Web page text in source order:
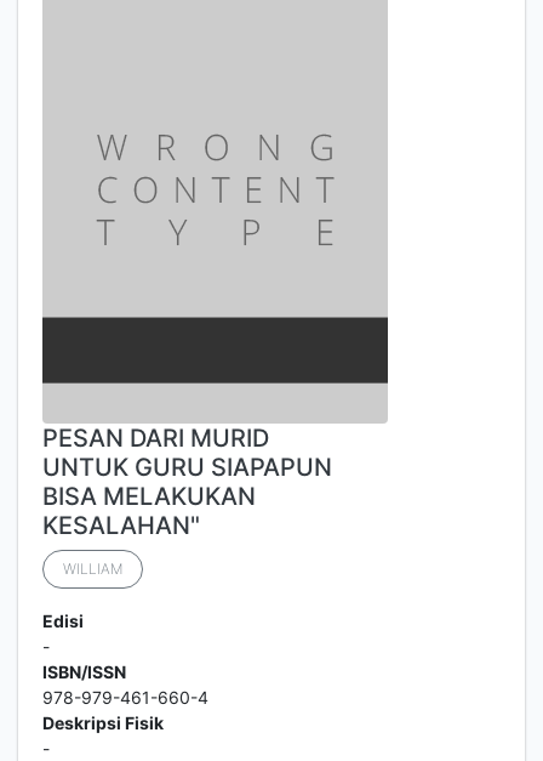
PESAN DARI MURID
UNTUK GURU SIAPAPUN
BISA MELAKUKAN
KESALAHAN"
WILLIAM
Edisi
-
ISBN/ISSN
978-979-461-660-4
Deskripsi Fisik
-